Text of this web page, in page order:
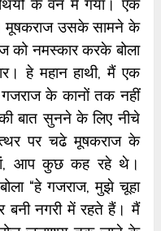
के वन में गया। एक
मूषकराज उसके सामने के
को नमस्कार करके बोला
हे महान हाथी, मैं एक
के कानों तक नहीं
बात सुनने के लिए नीचे
पर चढे मूषकराज के
आप कुछ कह रहे थे।
“हे गजराज, मुझे चूहा
नगरी में रहते हैं। मैं